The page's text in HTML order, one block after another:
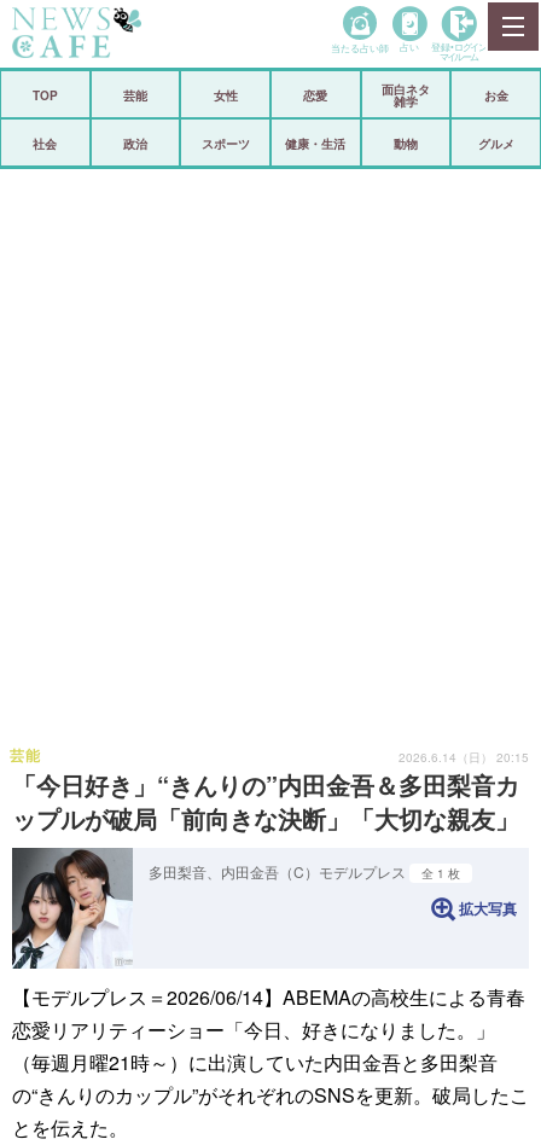
政治
当たる占い師 占い 登録• ログイン
マイルーム
TOP 芸能 女性 恋愛
面白ネタ
雑学
お金
社会 政治 スポーツ 健康・生活 動物 グルメ
「今日好き」“きんりの”内⽥⾦吾＆多⽥梨⾳カ
ップルが破局「前向きな決断」「大切な親友」
芸能 2026.6.14（日） 20:15
多田梨音、内田金吾（C）モデルプレス 全 1 枚
拡大写真
【モデルプレス＝2026/06/14】ABEMAの高校生による青春
恋愛リアリティーショー「今日、好きになりました。」
（毎週月曜21時～）に出演していた内田金吾と多田梨音
の“きんりのカップル”がそれぞれのSNSを更新。破局したこ
とを伝えた。